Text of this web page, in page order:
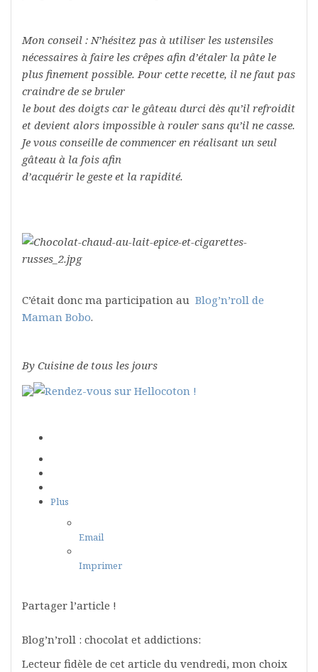
Mon conseil : N’hésitez pas à utiliser les ustensiles
nécessaires à faire les crêpes afin d’étaler la pâte le
plus finement possible. Pour cette recette, il ne faut pas
craindre de se bruler
le bout des doigts car le gâteau durci dès qu’il refroidit
et devient alors impossible à rouler sans qu’il ne casse.
Je vous conseille de commencer en réalisant un seul
gâteau à la fois afin
d’acquérir le geste et la rapidité.
C’était donc ma participation au Blog’n’roll de
Maman Bobo.
By Cuisine de tous les jours
Plus
Email
Imprimer
Partager l’article !
Blog’n’roll : chocolat et addictions:
Lecteur fidèle de cet article du vendredi, mon choix